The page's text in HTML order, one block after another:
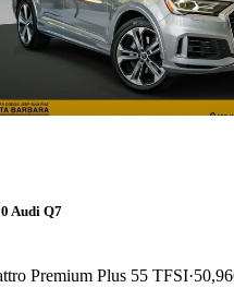
Audi Q7
Premium Plus 55 TFSI